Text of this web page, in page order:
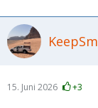
15. Juni 2026 +3